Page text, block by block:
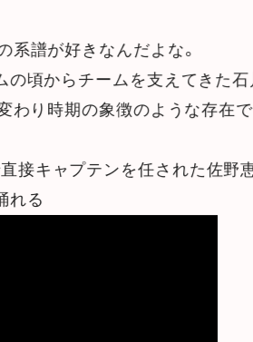
譜が好きなんだよな。
頃からチームを支えてきた石
り時期の象徴のような存在で
接キャプテンを任された佐野
れる